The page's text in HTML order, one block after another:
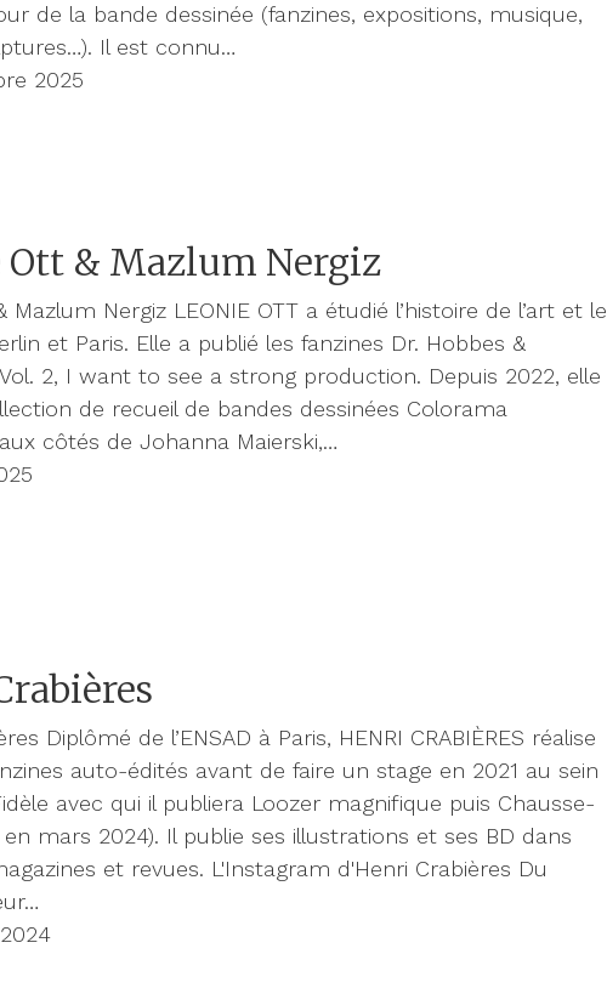
de la bande dessinée (fanzines, expositions, musique,
Il est connu…
2025
Ott & Mazlum Nergiz
Mazlum Nergiz LEONIE OTT a étudié l’histoire de l’art et le
et Paris. Elle a publié les fanzines Dr. Hobbes &
2, I want to see a strong production. Depuis 2022, elle
de recueil de bandes dessinées Colorama
côtés de Johanna Maierski,…
Diplômé de l’ENSAD à Paris, HENRI CRABIÈRES réalise
auto-édités avant de faire un stage en 2021 au sein
avec qui il publiera Loozer magnifique puis Chausse-
mars 2024). Il publie ses illustrations et ses BD dans
et revues. L'Instagram d'Henri Crabières Du